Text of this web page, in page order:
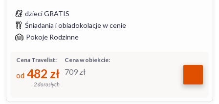
dzieci GRATIS
Śniadania i obiadokolacje w cenie
Pokoje Rodzinne
Cena w obiekcie:
709 zł
Cena Travelist:
od 482 zł
2 dorosłych